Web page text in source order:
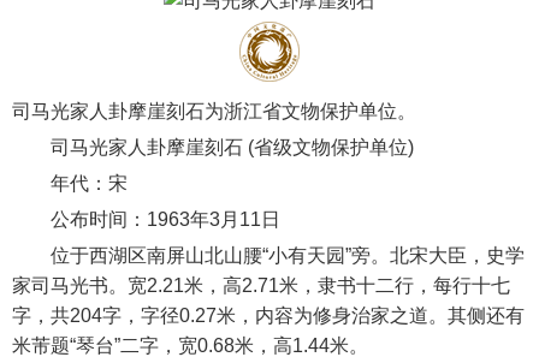
司马光家人卦摩崖刻石为浙江省文物保护单位。
司马光家人卦摩崖刻石 (省级文物保护单位)
年代：宋
公布时间：1963年3月11日
位于西湖区南屏山北山腰“小有天园”旁。北宋大臣，史学
家司马光书。宽2.21米，高2.71米，隶书十二行，每行十七
字，共204字，字径0.27米，内容为修身治家之道。其侧还有
米芾题“琴台”二字，宽0.68米，高1.44米。